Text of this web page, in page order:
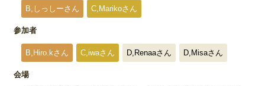
B,しっしーさん C,Marikoさん
参加者
B,Hiro.kさん C,iwaさん D,Renaaさん D,Misaさん
会場